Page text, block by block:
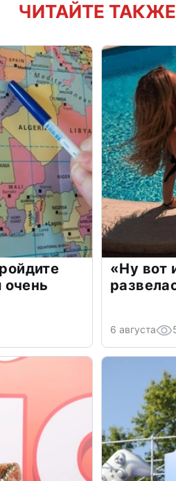
ЧИТАЙТЕ ТАКЖЕ
очень
«Ну вот
6 августа